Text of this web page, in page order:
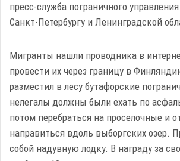
пресс-служба пограничного
Санкт-Петербургу и Ленинградской
Мигранты нашли проводника в
провести их через границу в
разместил в лесу бутафорские
нелегалы должны были ехать по
потом перебраться на проселочные и
направиться вдоль выборгских озер.
собой надувную лодку. В награду за